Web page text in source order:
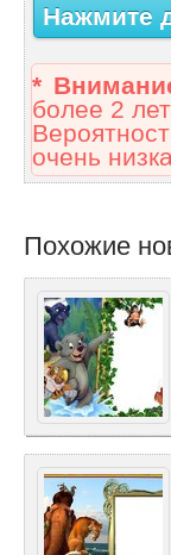
Нажмите
*
более 2
очень
Похожие